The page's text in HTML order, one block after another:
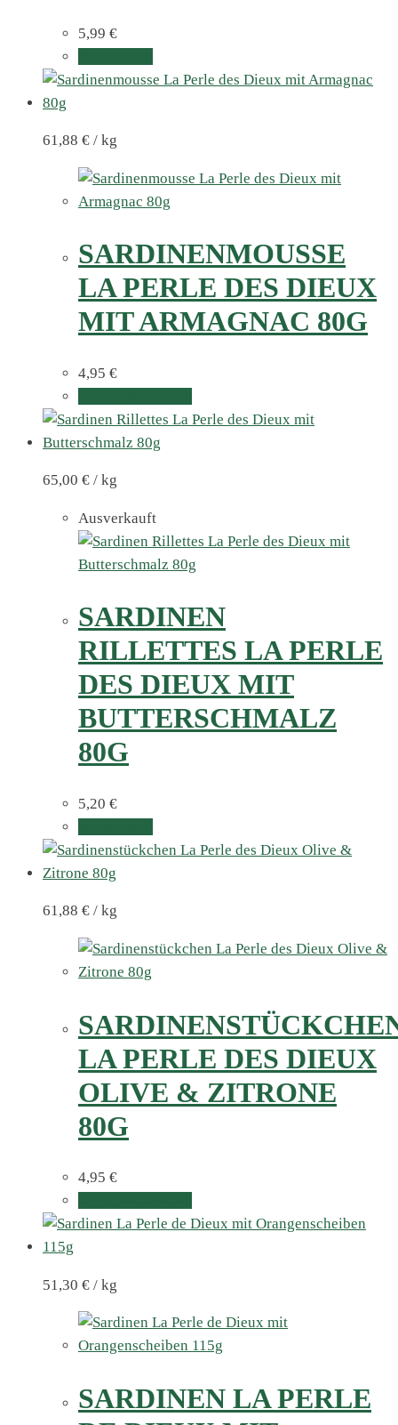
5,99 €
61,88 € / kg
SARDINENMOUSSE
LA PERLE DES DIEUX
MIT ARMAGNAC 80G
4,95 €
65,00 € / kg
Ausverkauft
SARDINEN
RILLETTES LA PERLE
DES DIEUX MIT
BUTTERSCHMALZ
80G
5,20 €
61,88 € / kg
LA PERLE DES DIEUX
OLIVE & ZITRONE
80G
4,95 €
51,30 € / kg
SARDINEN LA PERLE